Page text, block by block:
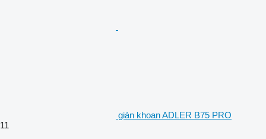
giàn khoan ADLER B75 PRO
11